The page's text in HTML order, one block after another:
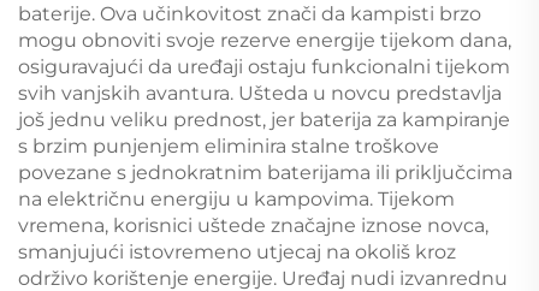
baterije. Ova učinkovitost znači da kampisti brzo
mogu obnoviti svoje rezerve energije tijekom dana,
osiguravajući da uređaji ostaju funkcionalni tijekom
svih vanjskih avantura. Ušteda u novcu predstavlja
još jednu veliku prednost, jer baterija za kampiranje
s brzim punjenjem eliminira stalne troškove
povezane s jednokratnim baterijama ili priključcima
na električnu energiju u kampovima. Tijekom
vremena, korisnici uštede značajne iznose novca,
smanjujući istovremeno utjecaj na okoliš kroz
održivo korištenje energije. Uređaj nudi izvanrednu